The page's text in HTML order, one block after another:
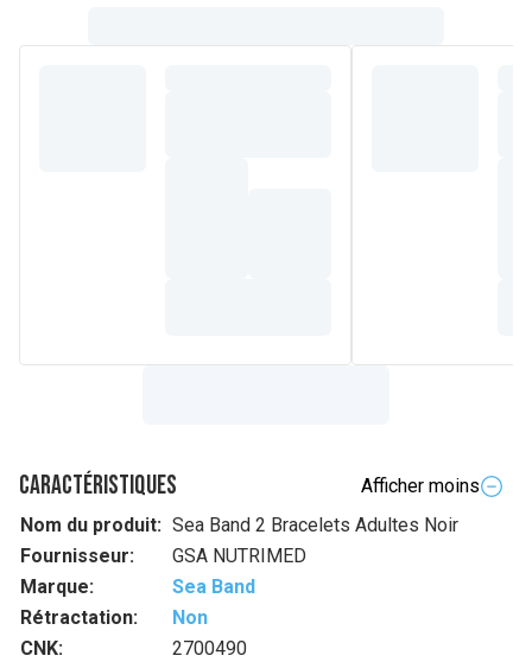
Caractéristiques
Afficher moins
Nom du produit: Sea Band 2 Bracelets Adultes Noir
Fournisseur:
GSA NUTRIMED
Marque:
Sea Band
Rétractation:
Non
CNK:
2700490